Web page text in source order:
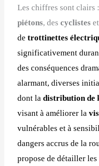
Les chiffres sont clairs
piétons, descyclistes
de trottinettes
significativement
des conséquences
alarmant, diverses
dont ladistribution de
visant à améliorer la
vulnérables et à
dangers accrus de la
propose de détailler